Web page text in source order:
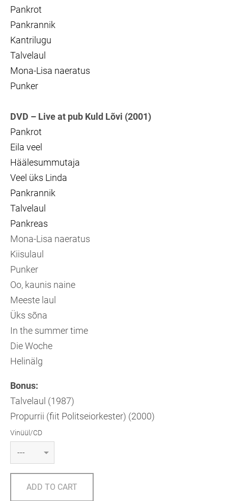
Pankrot
Pankrannik
Kantrilugu
Talvelaul
Mona-Lisa naeratus
Punker
DVD – Live at pub Kuld Lõvi (2001)
Pankrot
Eila veel
Häälesummutaja
Veel üks Linda
Pankrannik
Talvelaul
Pankreas
Mona-Lisa naeratus
Kiisulaul
Punker
Oo, kaunis naine
Meeste laul
Üks sõna
In the summer time
Die Woche
Helinälg
Bonus:
Talvelaul (1987)
Propurrii (fiit Politseiorkester) (2000)
Vinüül/CD
ADD TO CART